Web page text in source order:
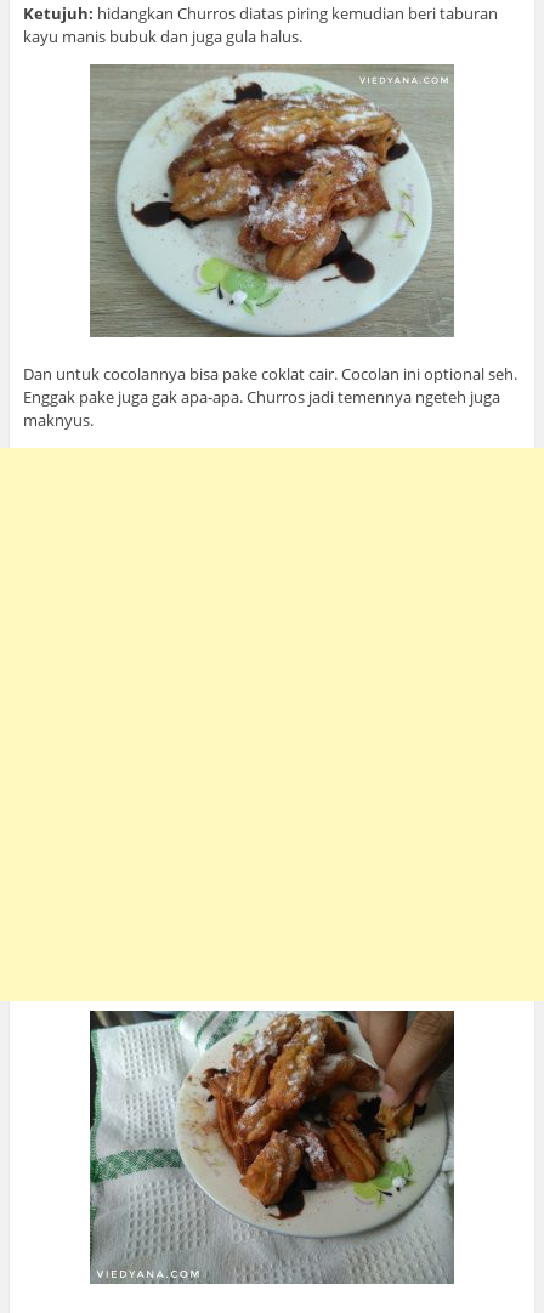
Ketujuh: hidangkan Churros diatas piring kemudian beri taburan
kayu manis bubuk dan juga gula halus.
Dan untuk cocolannya bisa pake coklat cair. Cocolan ini optional seh.
Enggak pake juga gak apa-apa. Churros jadi temennya ngeteh juga
maknyus.